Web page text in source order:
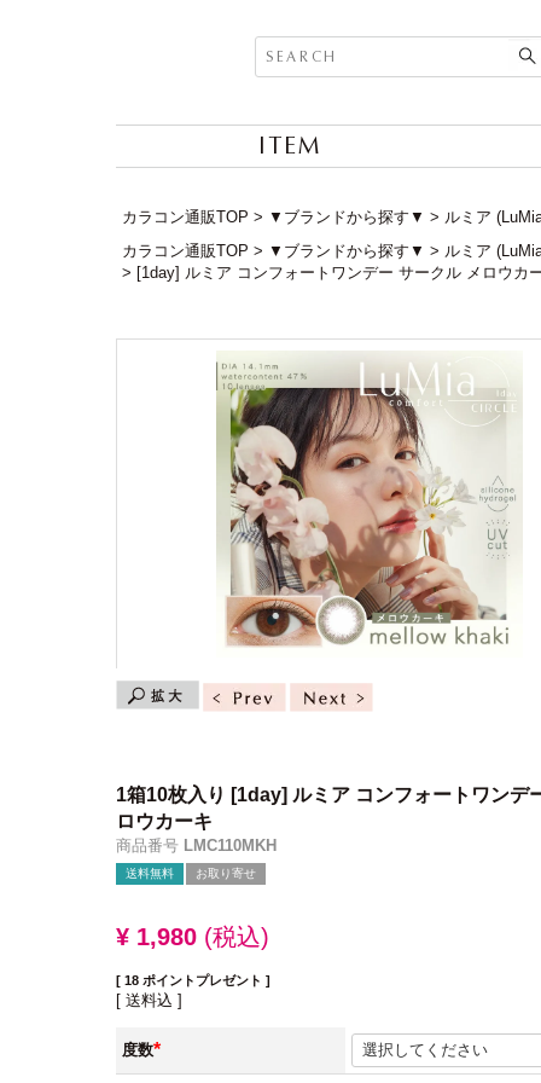
ITEM
カラコン通販TOP ▼ブランドから探す▼
ルミア
カラコン通販TOP
▼ブランドから探す▼
ルミア
[1day] ルミア コンフォートワンデー サークル メロウカ
1箱10枚入り [1day] ルミア コンフォートワンデ
ロウカーキ
商品番号 LMC110MKH
送料無料 お取り寄せ
¥ 1,980 税込
[ 18 ポイントプレゼント ]
送料込
度数
(必